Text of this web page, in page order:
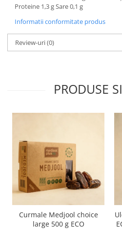
Proteine 1,3 g Sare 0,1 g
Informatii conformitate produs
Review-uri(0)
PRODUSE
Curmale Medjool choice
large 500 g ECO